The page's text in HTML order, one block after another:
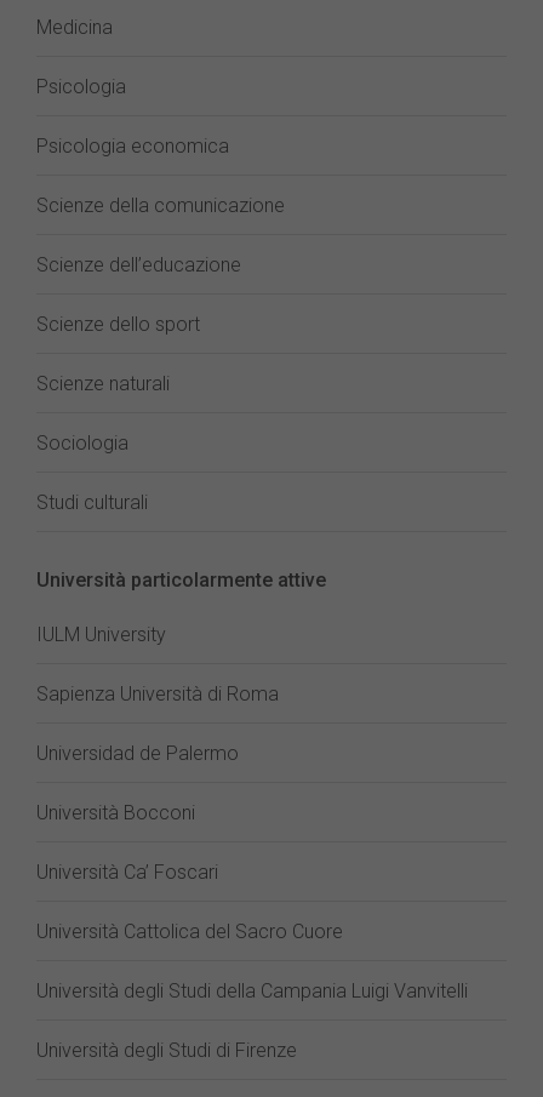
Medicina
Psicologia
Psicologia economica
Scienze della comunicazione
Scienze dell’educazione
Scienze dello sport
Scienze naturali
Sociologia
Studi culturali
Università particolarmente attive
IULM University
Sapienza Università di Roma
Universidad de Palermo
Università Bocconi
Università Ca’ Foscari
Università Cattolica del Sacro Cuore
Università degli Studi della Campania Luigi Vanvitelli
Università degli Studi di Firenze